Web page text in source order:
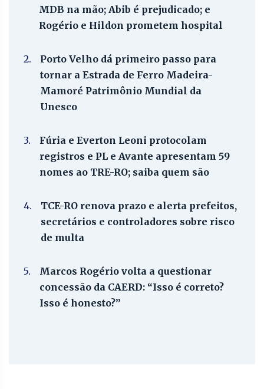
MDB na mão; Abib é prejudicado; e
Rogério e Hildon prometem hospital
2.
Porto Velho dá primeiro passo para
tornar a Estrada de Ferro Madeira-
Mamoré Patrimônio Mundial da
Unesco
3.
Fúria e Everton Leoni protocolam
registros e PL e Avante apresentam 59
nomes ao TRE-RO; saiba quem são
4.
TCE-RO renova prazo e alerta prefeitos,
secretários e controladores sobre risco
de multa
5.
Marcos Rogério volta a questionar
concessão da CAERD: “Isso é correto?
Isso é honesto?”